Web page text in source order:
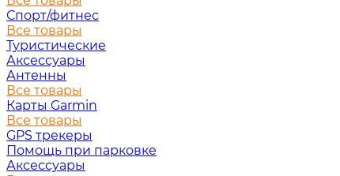
Спорт/фитнес
Все товары
Туристические
Аксессуары
Антенны
Все товары
Карты Garmin
Все товары
GPS трекеры
Помощь при парковке
Аксессуары